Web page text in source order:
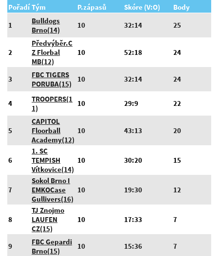
Pořadí Tým P.zápasů Skóre (V:O)
Body
1
Bulldogs
Brno(14)
10 32:14 25
2
Předvýběr.C
Z Florbal
MB(12)
10 52:18 24
3
FBC TIGERS
PORUBA(15)
10 32:14 24
4
TROOPERS(1
1)
10 29:9 22
5
CAPITOL
Floorball
Academy(12)
10 43:13 20
6
1. SC
TEMPISH
Vítkovice(14)
10 30:20 15
7
Sokol Brno I
EMKOCase
Gullivers(16)
10 19:30 12
8
TJ Znojmo
LAUFEN
CZ(15)
10 17:33 7
9
FBC Gepardi
Brno(15)
10 15:36 7